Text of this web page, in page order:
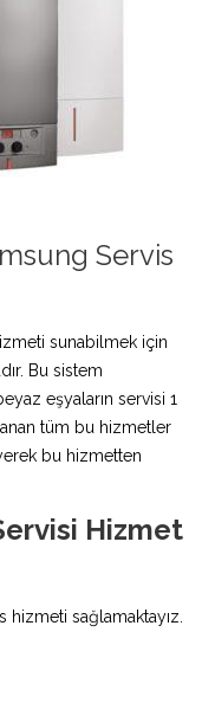
Servis
sunabilmek için
Bu sistem
eşyaların servisi 1
tüm bu hizmetler
bu hizmetten
Hizmet
sağlamaktayız.